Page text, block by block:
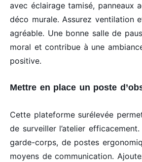
avec éclairage tamisé, panneaux
déco murale. Assurez ventilation
agréable. Une bonne salle de
moral et contribue à une
positive.
Mettre en place un poste
Cette plateforme surélevée
de surveiller l’atelier
garde-corps, de postes
moyens de communication.